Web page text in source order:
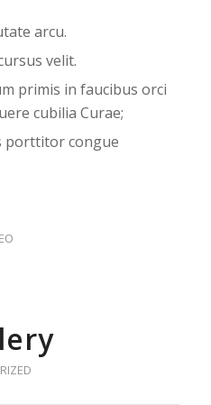
arcu.
velit.
primis in faucibus orci
cubilia Curae;
porttitor congue